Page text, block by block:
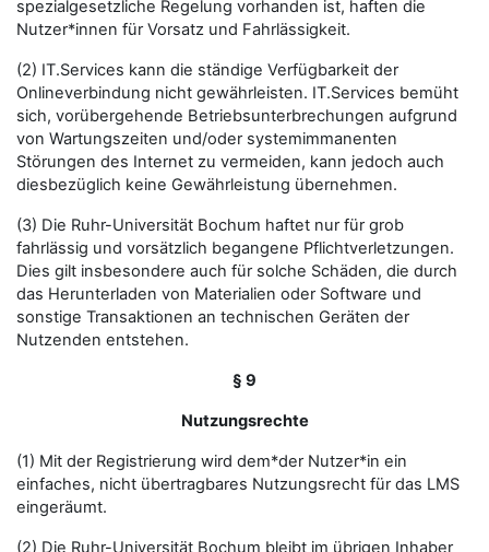
spezialgesetzliche Regelung vorhanden ist, haften die
Nutzer*innen für Vorsatz und Fahrlässigkeit.
(2) IT.Services kann die ständige Verfügbarkeit der
Onlineverbindung nicht gewährleisten. IT.Services bemüht
sich, vorübergehende Betriebsunterbrechungen aufgrund
von Wartungszeiten und/oder systemimmanenten
Störungen des Internet zu vermeiden, kann jedoch auch
diesbezüglich keine Gewährleistung übernehmen.
(3) Die Ruhr-Universität Bochum haftet nur für grob
fahrlässig und vorsätzlich begangene Pflichtverletzungen.
Dies gilt insbesondere auch für solche Schäden, die durch
das Herunterladen von Materialien oder Software und
sonstige Transaktionen an technischen Geräten der
Nutzenden entstehen.
§ 9
Nutzungsrechte
(1) Mit der Registrierung wird dem*der Nutzer*in ein
einfaches, nicht übertragbares Nutzungsrecht für das LMS
eingeräumt.
(2) Die Ruhr-Universität Bochum bleibt im übrigen Inhaber